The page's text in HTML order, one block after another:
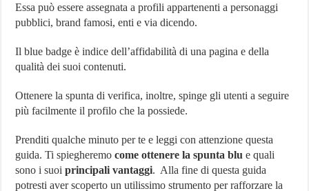
Essa può essere assegnata a profili appartenenti a personaggi
pubblici, brand famosi, enti e via dicendo.
Il blue badge è indice dell’affidabilità di una pagina e della
qualità dei suoi contenuti.
Ottenere la spunta di verifica, inoltre, spinge gli utenti a seguire
più facilmente il profilo che la possiede.
Prenditi qualche minuto per te e leggi con attenzione questa
guida. Ti spiegheremocome ottenere la spunta blu e quali
sono i suoiprincipali vantaggi. Alla fine di questa guida
potresti aver scoperto un utilissimo strumento per rafforzare la